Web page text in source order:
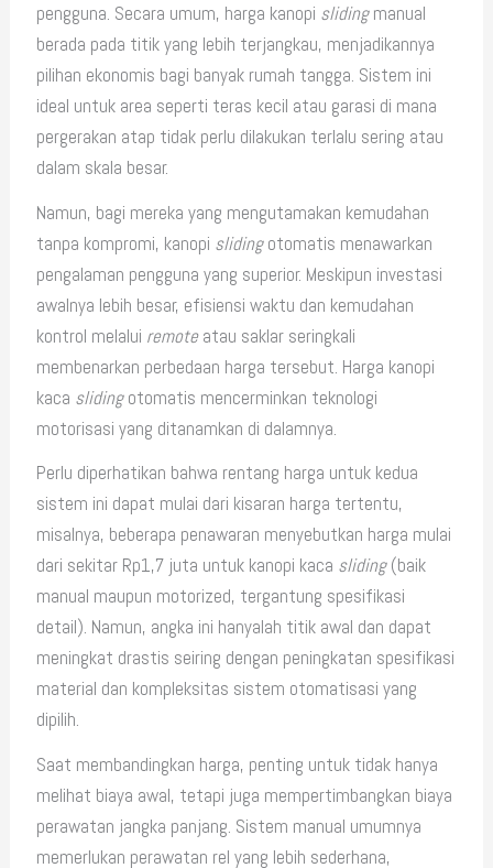
pengguna. Secara umum, harga kanopi slidingmanual
berada pada titik yang lebih terjangkau, menjadikannya
pilihan ekonomis bagi banyak rumah tangga. Sistem ini
ideal untuk area seperti teras kecil atau garasi di mana
pergerakan atap tidak perlu dilakukan terlalu sering atau
dalam skala besar.
Namun, bagi mereka yang mengutamakan kemudahan
tanpa kompromi, kanopi slidingotomatis menawarkan
pengalaman pengguna yang superior. Meskipun investasi
awalnya lebih besar, efisiensi waktu dan kemudahan
kontrol melalui remoteatau saklar seringkali
membenarkan perbedaan harga tersebut. Harga kanopi
kaca slidingotomatis mencerminkan teknologi
motorisasi yang ditanamkan di dalamnya.
Perlu diperhatikan bahwa rentang harga untuk kedua
sistem ini dapat mulai dari kisaran harga tertentu,
misalnya, beberapa penawaran menyebutkan harga mulai
dari sekitar Rp1,7 juta untuk kanopi kaca sliding(baik
manual maupun motorized, tergantung spesifikasi
detail). Namun, angka ini hanyalah titik awal dan dapat
meningkat drastis seiring dengan peningkatan spesifikasi
material dan kompleksitas sistem otomatisasi yang
dipilih.
Saat membandingkan harga, penting untuk tidak hanya
melihat biaya awal, tetapi juga mempertimbangkan biaya
perawatan jangka panjang. Sistem manual umumnya
memerlukan perawatan rel yang lebih sederhana,